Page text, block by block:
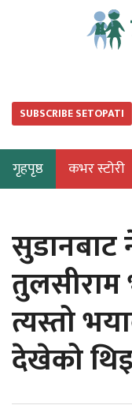
SUBSCRIBE SETOPATI
गृहपृष्ठ कभर स्टोरी
तुलसीराम
त्यस्तो
देखेको